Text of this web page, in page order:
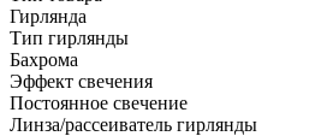
Гирлянда
Тип гирлянды
Бахрома
Эффект свечения
Постоянное свечение
Линза/рассеиватель гирлянды